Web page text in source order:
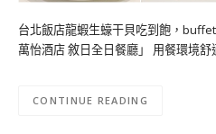
台北飯店龍蝦生蠔干貝吃到飽，
萬怡酒店 敘日全日餐廳」 用餐環境
CONTINUE READING